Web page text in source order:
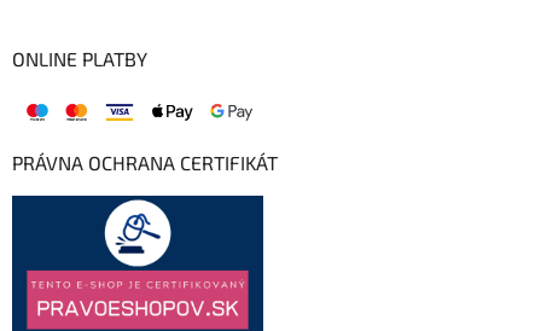
ONLINE PLATBY
PRÁVNA OCHRANA CERTIFIKÁT